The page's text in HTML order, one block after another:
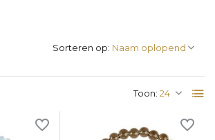
Toon:
Sorteren op: